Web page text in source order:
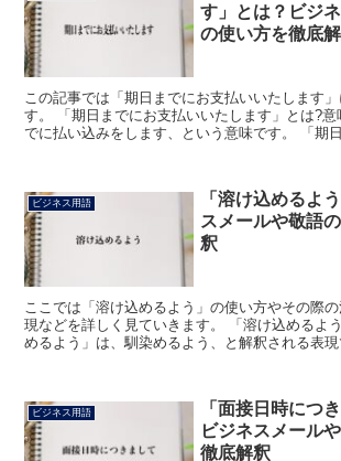
す」とは？ビジ
の使い方を徹底
この記事では「期日までにお支払いいたします
す。 「期日までにお支払いいたします」とは?意
でに払い込みをします、という意味です。 「期
ビジネス用語
「溶け込めるよ
スメールや敬語
釈
ここでは「溶け込めるよう」の使い方やその際
現などを詳しく見ていきます。 「溶け込めるよ
めるよう」は、馴染めるよう、と解釈される表
ビジネス用語
「面接日時につ
ビジネスメール
徹底解釈